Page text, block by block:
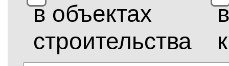
в объектах
строительства
в